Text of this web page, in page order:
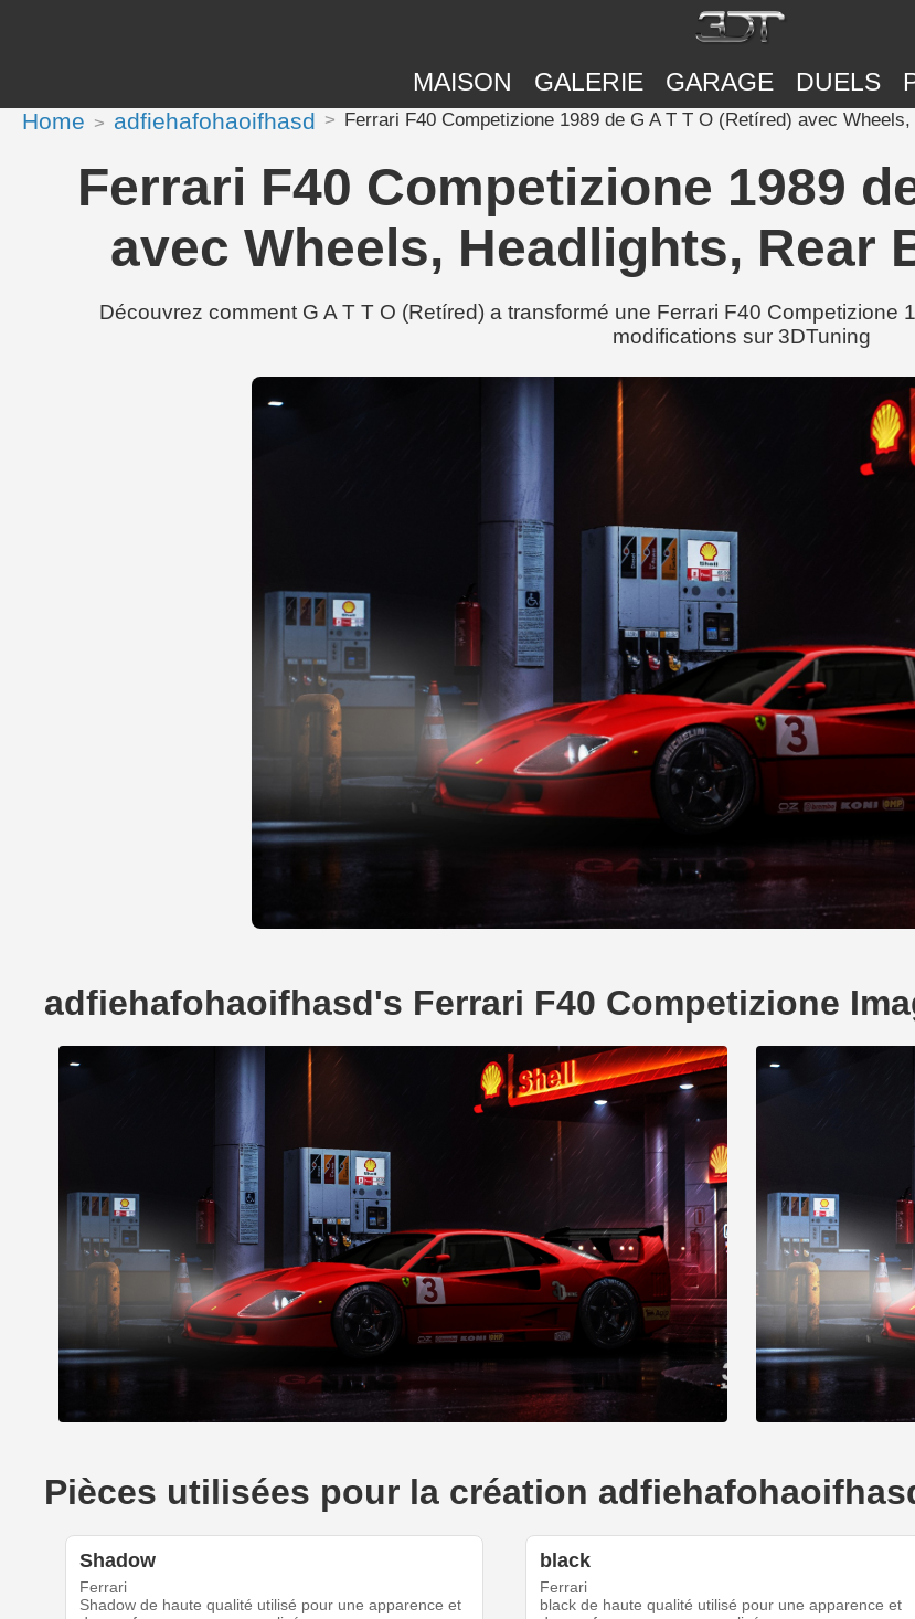
MAISON GALERIE GARAGE DUELS
Home adfiehafohaoifhasd Ferrari F40 Competizione 1989 de G A T T O (Retíred) avec
Ferrari F40 Competizione 1989
avec Wheels, Headlights, Rear
Découvrez comment G A T T O (Retíred) a transformé une Ferrari F40
modifications sur 3DTuning
adfiehafohaoifhasd's Ferrari F40 Competizione
Pièces utilisées pour la création
Shadow
Ferrari
Shadow de haute qualité utilisé pour une apparence et
black
Ferrari
black de haute qualité utilisé pour une apparence et